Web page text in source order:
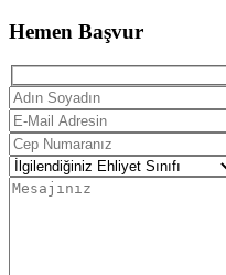
Hemen Başvur